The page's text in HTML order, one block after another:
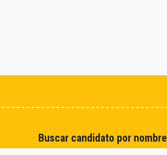
Buscar candidato por nombre